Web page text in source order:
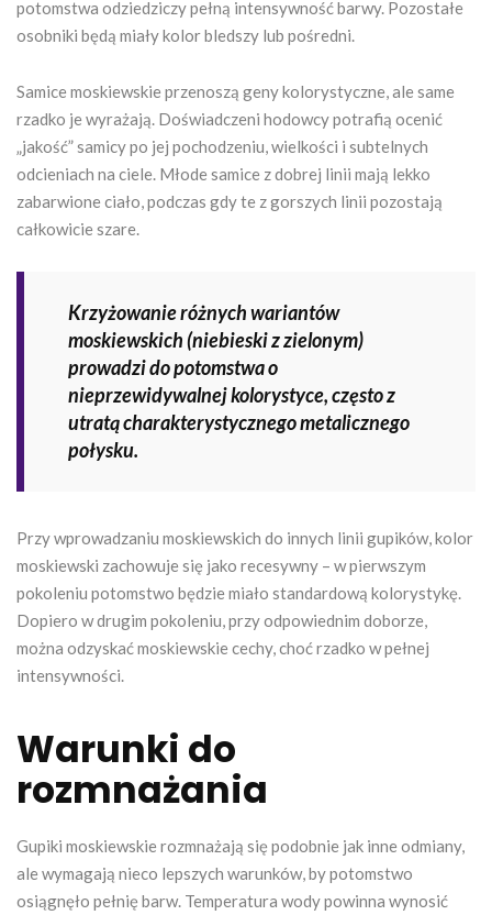
potomstwa odziedziczy pełną intensywność barwy. Pozostałe
osobniki będą miały kolor bledszy lub pośredni.
Samice moskiewskie przenoszą geny kolorystyczne, ale same
rzadko je wyrażają. Doświadczeni hodowcy potrafią ocenić
„jakość” samicy po jej pochodzeniu, wielkości i subtelnych
odcieniach na ciele. Młode samice z dobrej linii mają lekko
zabarwione ciało, podczas gdy te z gorszych linii pozostają
całkowicie szare.
Krzyżowanie różnych wariantów
moskiewskich (niebieski z zielonym)
prowadzi do potomstwa o
nieprzewidywalnej kolorystyce, często z
utratą charakterystycznego metalicznego
połysku.
Przy wprowadzaniu moskiewskich do innych linii gupików, kolor
moskiewski zachowuje się jako recesywny – w pierwszym
pokoleniu potomstwo będzie miało standardową kolorystykę.
Dopiero w drugim pokoleniu, przy odpowiednim doborze,
można odzyskać moskiewskie cechy, choć rzadko w pełnej
intensywności.
Warunki do
rozmnażania
Gupiki moskiewskie rozmnażają się podobnie jak inne odmiany,
ale wymagają nieco lepszych warunków, by potomstwo
osiągnęło pełnię barw. Temperatura wody powinna wynosić